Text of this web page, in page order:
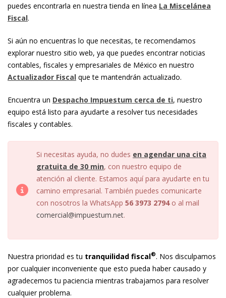
puedes encontrarla en nuestra tienda en línea La Miscelánea
Fiscal.
Si aún no encuentras lo que necesitas, te recomendamos
explorar nuestro sitio web, ya que puedes encontrar noticias
contables, fiscales y empresariales de México en nuestro
Actualizador Fiscal que te mantendrán actualizado.
Encuentra un Despacho Impuestum cerca de ti, nuestro
equipo está listo para ayudarte a resolver tus necesidades
fiscales y contables.
Si necesitas ayuda, no dudes en agendar una cita
gratuita de 30 min, con nuestro equipo de
atención al cliente. Estamos aquí para ayudarte en tu
camino empresarial. También puedes comunicarte
con nosotros la WhatsApp 56 3973 2794o al mail
comercial@impuestum.net.
Nuestra prioridad es tu tranquilidad fiscal®. Nos disculpamos
por cualquier inconveniente que esto pueda haber causado y
agradecemos tu paciencia mientras trabajamos para resolver
cualquier problema.